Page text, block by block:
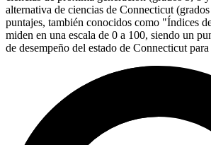
alternativa de ciencias de Connecticut
puntajes, también conocidos como "Índices
miden en una escala de 0 a 100, siendo un
de desempeño del estado de Connecticut